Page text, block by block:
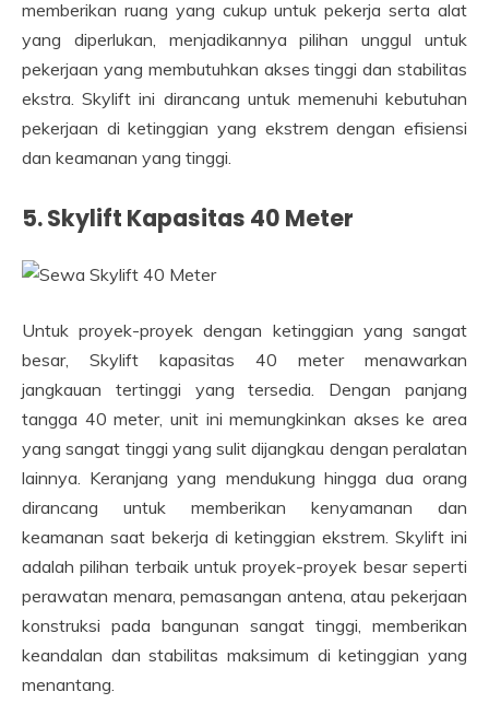
memberikan ruang yang cukup untuk pekerja serta alat
yang diperlukan, menjadikannya pilihan unggul untuk
pekerjaan yang membutuhkan akses tinggi dan stabilitas
ekstra. Skylift ini dirancang untuk memenuhi kebutuhan
pekerjaan di ketinggian yang ekstrem dengan efisiensi
dan keamanan yang tinggi.
5. Skylift Kapasitas 40 Meter
Untuk proyek-proyek dengan ketinggian yang sangat
besar, Skylift kapasitas 40 meter menawarkan
jangkauan tertinggi yang tersedia. Dengan panjang
tangga 40 meter, unit ini memungkinkan akses ke area
yang sangat tinggi yang sulit dijangkau dengan peralatan
lainnya. Keranjang yang mendukung hingga dua orang
dirancang untuk memberikan kenyamanan dan
keamanan saat bekerja di ketinggian ekstrem. Skylift ini
adalah pilihan terbaik untuk proyek-proyek besar seperti
perawatan menara, pemasangan antena, atau pekerjaan
konstruksi pada bangunan sangat tinggi, memberikan
keandalan dan stabilitas maksimum di ketinggian yang
menantang.